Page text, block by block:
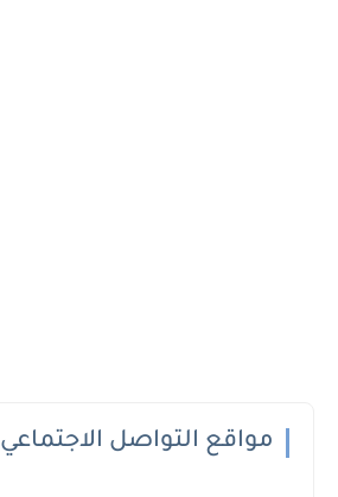
مواقع التواصل الاجتماعي